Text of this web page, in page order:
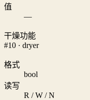
值
—
干燥功能
#10 · dryer
格式
bool
读写
R / W / N